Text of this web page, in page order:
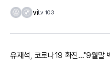
viLv 103
유재석, 코로나19 확진…"9월말